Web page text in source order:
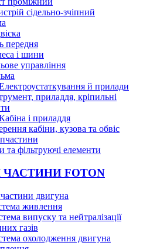
сідельно-зчіпний
передня
і шини
управління
й прилади
приладдя, кріпильні
і приладдя
кабіни, кузова та обвіс
та фільтруючі елементи
ЧАСТИНИ FOTON
двигуна
живлення
випуску та нейтралізації
газів
охолодження двигуна